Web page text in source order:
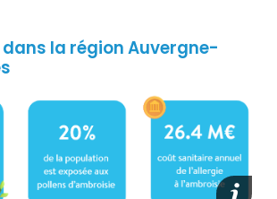
la région Auvergne-